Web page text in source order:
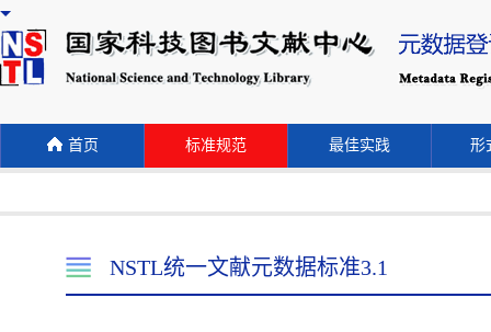
首页 标准规范 最佳实践 形
NSTL统一文献元数据标准3.1